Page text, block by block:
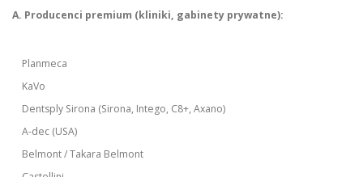
A. Producenci premium (kliniki, gabinety prywatne):
Planmeca
KaVo
Dentsply Sirona (Sirona, Intego, C8+, Axano)
A-dec (USA)
Belmont / Takara Belmont